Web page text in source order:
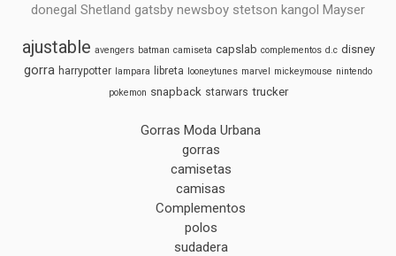
donegal Shetland gatsby newsboy stetson kangol Mayser
ajustable avengers batman camiseta capslab complementos d.c disney
gorra harrypotter lampara libreta looneytunes marvel mickeymouse nintendo
pokemon snapback starwars trucker
Gorras Moda Urbana
gorras
camisetas
camisas
Complementos
polos
sudadera